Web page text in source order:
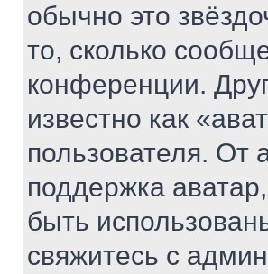
обычно это
то, сколько
конференции.
известно как
пользователя. От
поддержка
быть
свяжитесь с